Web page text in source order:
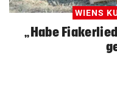
WIENS
„Habe